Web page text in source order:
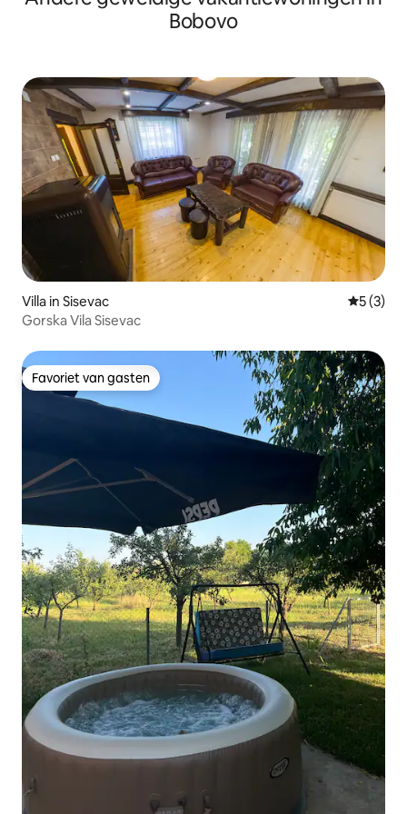
Bobovo
Villa in Sisevac
5 (3)
Gorska Vila Sisevac
Favoriet van gasten
Favoriet van gasten